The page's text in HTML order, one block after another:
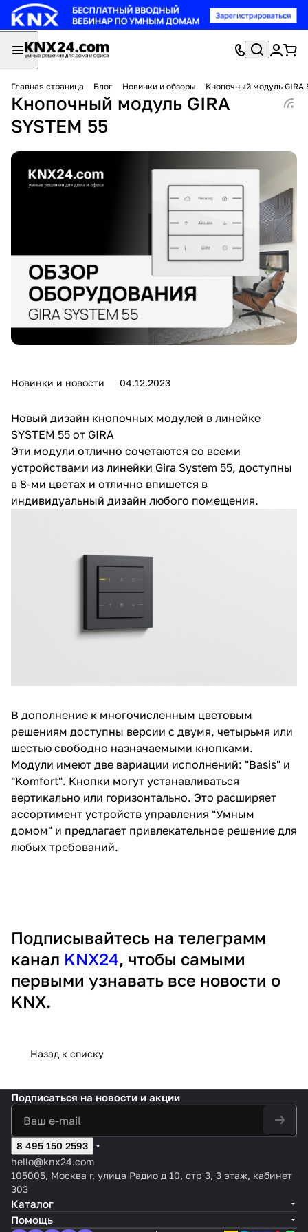
Главная страница Блог Новинки и обзоры Кнопочный модуль GIRA
Кнопочный модуль GIRA
SYSTEM 55
Новинки и новости 04.12.2023
Новый дизайн кнопочных модулей в линейке
SYSTEM 55 от GIRA
Эти модули отлично сочетаются со всеми
устройствами из линейки Gira System 55, доступны
в 8-ми цветах и отлично впишется в
индивидуальный дизайн любого помещения.
В дополнение к многочисленным цветовым
решениям доступны версии с двумя, четырьмя или
шестью свободно назначаемыми кнопками.
Модули имеют две вариации исполнений: "Basis" и
"Komfort". Кнопки могут устанавливаться
вертикально или горизонтально. Это расширяет
ассортимент устройств управления "Умным
домом" и предлагает привлекательное решение для
любых требований.
Подписывайтесь на телеграмм
канал KNX24, чтобы самыми
первыми узнавать все новости о
KNX.
Назад к списку
Подписаться на новости и акции
8 495 150 2593
hello@knx24.com
105005, Москва г. улица Радио д 10, стр 3, 3 этаж, кабинет
303
Каталог
Помощь